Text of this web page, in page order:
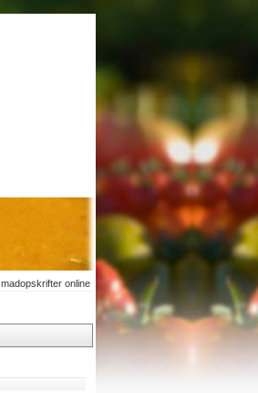
madopskrifter online